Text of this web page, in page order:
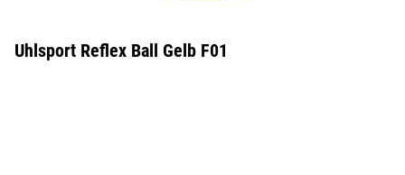
Uhlsport Reflex Ball Gelb F01